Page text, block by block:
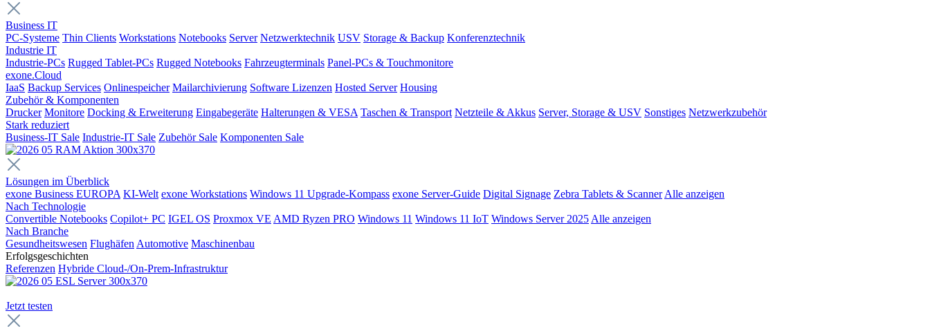
Business IT
PC-Systeme Thin Clients Workstations Notebooks Server Netzwerktechnik USV Storage & Backup Konferenztechnik
Industrie IT
Industrie-PCs Rugged Tablet-PCs Rugged Notebooks Fahrzeugterminals Panel-PCs & Touchmonitore
exone.Cloud
IaaS Backup Services Onlinespeicher Mailarchivierung Software Lizenzen Hosted Server Housing
Zubehör & Komponenten
Drucker Monitore Docking & Erweiterung Eingabegeräte Halterungen & VESA Taschen & Transport Netzteile & Akkus Server, Storage & USV Sonstiges Netzwerkzubehör
Stark reduziert
Business-IT Sale Industrie-IT Sale Zubehör Sale Komponenten Sale
Lösungen im Überblick
exone Business EUROPA KI-Welt exone Workstations Windows 11 Upgrade-Kompass exone Server-Guide Digital Signage Zebra Tablets & Scanner Alle anzeigen
Nach Technologie
Convertible Notebooks Copilot+ PC IGEL OS Proxmox VE AMD Ryzen PRO Windows 11 Windows 11 IoT Windows Server 2025 Alle anzeigen
Nach Branche
Gesundheitswesen Flughäfen Automotive Maschinenbau
Erfolgsgeschichten
Referenzen Hybride Cloud-/On-Prem-Infrastruktur
Jetzt testen